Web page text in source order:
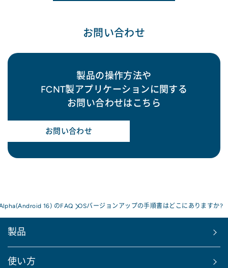
お問い合わせ
製品の操作方法や
FCNT製アプリケーションに関する
お問い合わせはこちら
お問い合わせ
16) のFAQ OSバージョンアップの手順書はどこにありますか?
製品
使い方